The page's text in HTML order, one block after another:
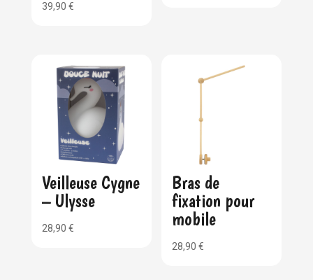
39,90 €
Veilleuse Cygne
– Ulysse
28,90 €
Bras de
fixation pour
mobile
28,90€